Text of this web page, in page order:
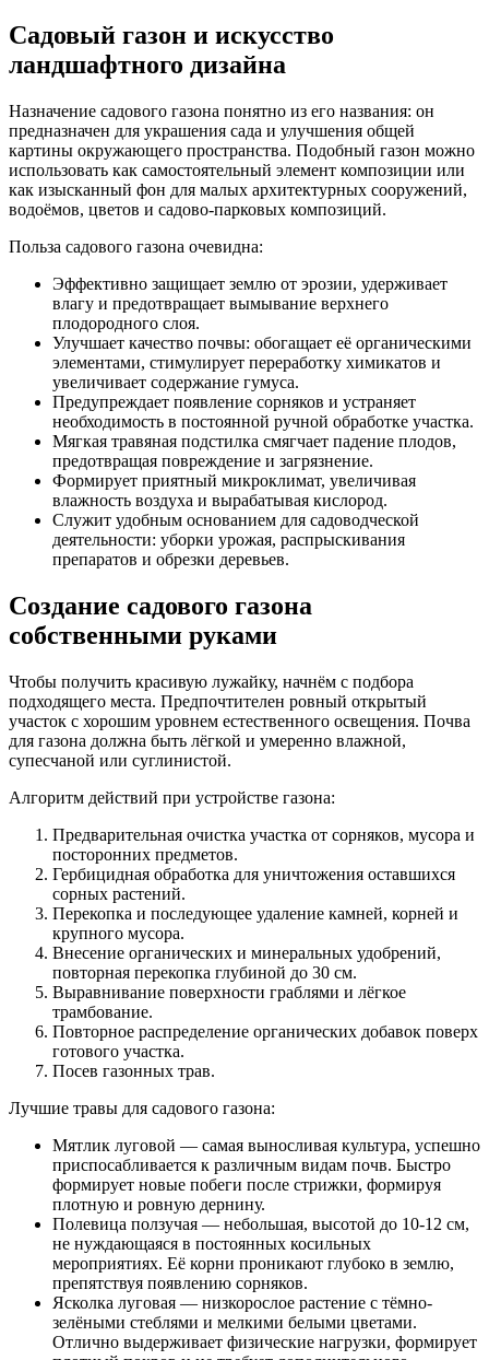
Садовый газон и искусство
ландшафтного дизайна
Назначение садового газона понятно из его названия: он
предназначен для украшения сада и улучшения общей
картины окружающего пространства. Подобный газон можно
использовать как самостоятельный элемент композиции или
как изысканный фон для малых архитектурных сооружений,
водоёмов, цветов и садово-парковых композиций.
Польза садового газона очевидна:
Эффективно защищает землю от эрозии, удерживает
влагу и предотвращает вымывание верхнего
плодородного слоя.
Улучшает качество почвы: обогащает её органическими
элементами, стимулирует переработку химикатов и
увеличивает содержание гумуса.
Предупреждает появление сорняков и устраняет
необходимость в постоянной ручной обработке участка.
Мягкая травяная подстилка смягчает падение плодов,
предотвращая повреждение и загрязнение.
Формирует приятный микроклимат, увеличивая
влажность воздуха и вырабатывая кислород.
Служит удобным основанием для садоводческой
деятельности: уборки урожая, распрыскивания
препаратов и обрезки деревьев.
Создание садового газона
собственными руками
Чтобы получить красивую лужайку, начнём с подбора
подходящего места. Предпочтителен ровный открытый
участок с хорошим уровнем естественного освещения. Почва
для газона должна быть лёгкой и умеренно влажной,
супесчаной или суглинистой.
Алгоритм действий при устройстве газона:
Предварительная очистка участка от сорняков, мусора и
посторонних предметов.
Гербицидная обработка для уничтожения оставшихся
сорных растений.
Перекопка и последующее удаление камней, корней и
крупного мусора.
Внесение органических и минеральных удобрений,
повторная перекопка глубиной до 30 см.
Выравнивание поверхности граблями и лёгкое
трамбование.
Повторное распределение органических добавок поверх
готового участка.
Посев газонных трав.
Лучшие травы для садового газона:
Мятлик луговой — самая выносливая культура, успешно
приспосабливается к различным видам почв. Быстро
формирует новые побеги после стрижки, формируя
плотную и ровную дернину.
Полевица ползучая — небольшая, высотой до 10-12 см,
не нуждающаяся в постоянных косильных
мероприятиях. Её корни проникают глубоко в землю,
препятствуя появлению сорняков.
Ясколка луговая — низкорослое растение с тёмно-
зелёными стеблями и мелкими белыми цветами.
Отлично выдерживает физические нагрузки, формирует